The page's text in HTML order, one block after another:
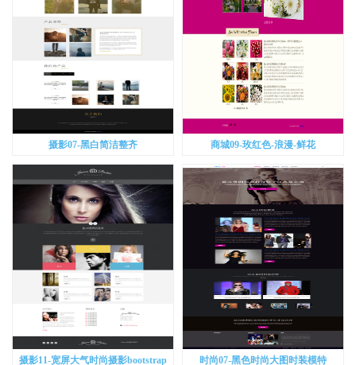
摄影07-黑白简洁整齐 商城09-玫红色-浪漫-鲜花
摄影11-宽屏大气时尚摄影bootstrap
时尚07-黑色时尚大图时装模特